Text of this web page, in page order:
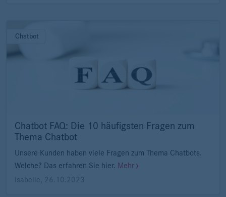
Chatbot
Chatbot FAQ: Die 10 häufigsten Fragen zum
Thema Chatbot
Unsere Kunden haben viele Fragen zum Thema Chatbots.
Welche? Das erfahren Sie hier. Mehr
Isabelle, 26.10.2023